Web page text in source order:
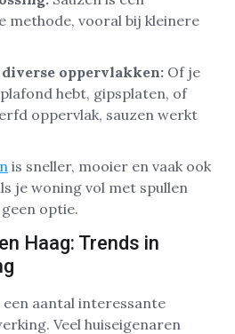
methode, vooral bij kleinere
oppervlakken: Of je
hebt, gipsplaten, of
oppervlak, sauzen werkt
is sneller, mooier en vaak ook
je woning vol met spullen
optie.
Haag: Trends in
een aantal interessante
Veel huiseigenaren